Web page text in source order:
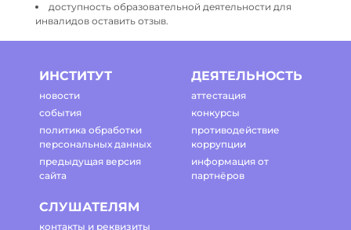
доступность образовательной деятельности для
инвалидов оставить отзыв.
ИНСТИТУТ
новости
события
политика обработки
персональных данных
предыдущая версия
сайта
ДЕЯТЕЛЬНОСТЬ
аттестация
конкурсы
противодействие
коррупции
информация от
партнёров
СЛУШАТЕЛЯМ
контакты и реквизиты